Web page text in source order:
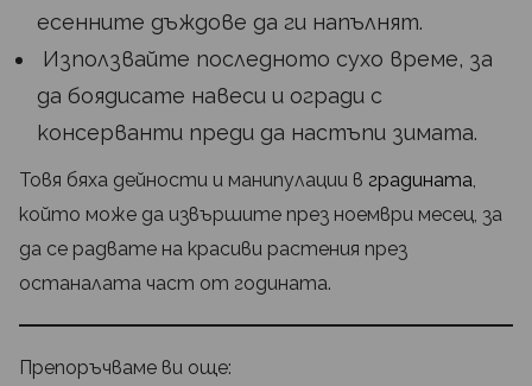
есенните дъждове да ги напълнят.
Използвайте последното сухо време, за
да боядисате навеси и огради с
консерванти преди да настъпи зимата.
Товя бяха дейности и манипулации в градината,
който може да извършите през ноември месец, за
да се радвате на красиви растения през
останалата част от годината.
Препоръчваме ви още: